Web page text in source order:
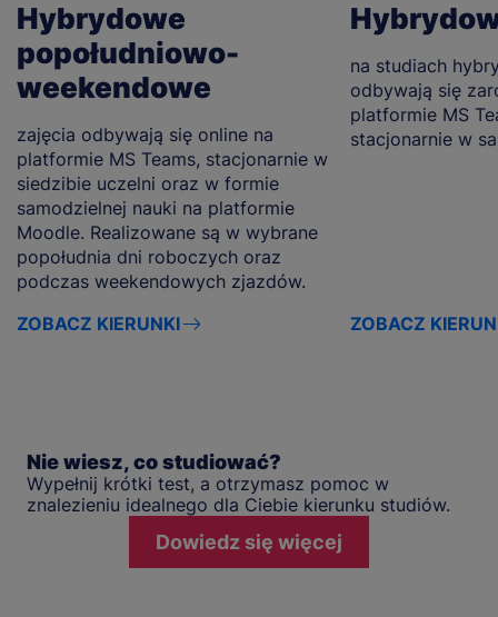
Hybrydowe
popołudniowo-
weekendowe
zajęcia odbywają się online na
platformie MS Teams, stacjonarnie w
siedzibie uczelni oraz w formie
samodzielnej nauki na platformie
Moodle. Realizowane są w wybrane
popołudnia dni roboczych oraz
podczas weekendowych zjazdów.
ZOBACZ KIERUNKI
na studiach
odbywają się
platformie MS
stacjonarnie w
ZOBACZ
Nie wiesz, co studiować?
Wypełnij krótki test, a otrzymasz pomoc w
znalezieniu idealnego dla Ciebie kierunku studiów.
Dowiedz się więcej